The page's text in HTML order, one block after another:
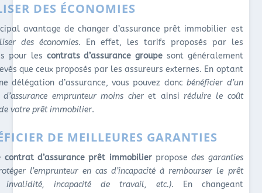
DES ÉCONOMIES
avantage de changer d’assurance prêt immobilier est
des économies. En effet, les tarifs proposés par les
pour les contrats d’assurance groupe sont généralement
que ceux proposés par les assureurs externes. En optant
délégation d’assurance, vous pouvez doncbénéficier d’un
emprunteur moins cheret ainsiréduire le coût
votre prêt immobilier.
DE MEILLEURES GARANTIES
contrat d’assurance prêt immobilierproposedes garanties
l’emprunteur en cas d’incapacité à rembourser le prêt
invalidité, incapacité de travail, etc.). En changeant